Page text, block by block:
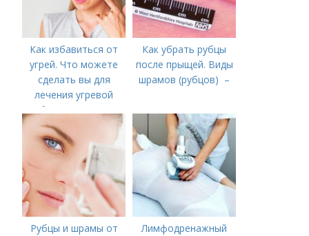
Как избавиться от
угрей. Что можете
сделать вы для
лечения угревой
болезни (акне)
Как убрать рубцы
после прыщей. Виды
шрамов (рубцов) –
Рубцы и шрамы от
Лимфодренажный